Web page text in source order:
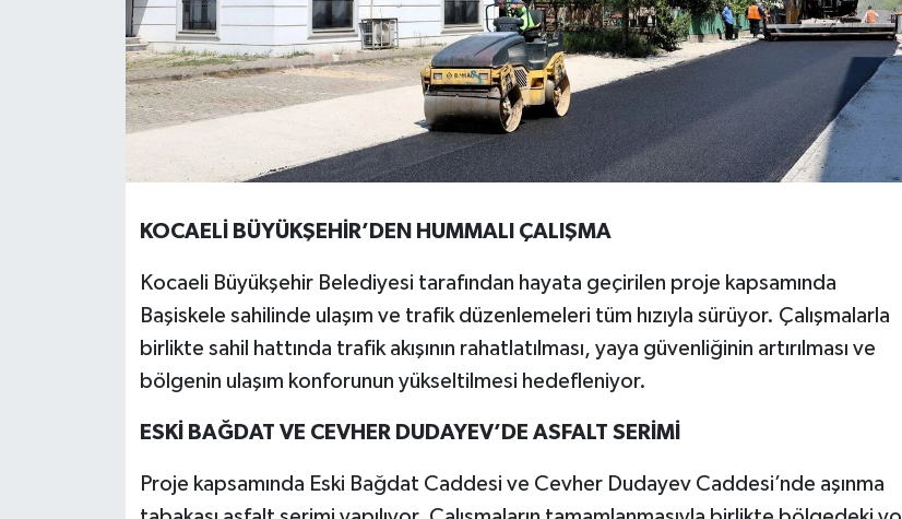
KOCAELİ BÜYÜKŞEHİR’DEN HUMMALI ÇALIŞMA
Kocaeli Büyükşehir Belediyesi tarafından hayata geçirilen proje kapsamında
Başiskele sahilinde ulaşım ve trafik düzenlemeleri tüm hızıyla sürüyor. Çalışmalarla
birlikte sahil hattında trafik akışının rahatlatılması, yaya güvenliğinin artırılması ve
bölgenin ulaşım konforunun yükseltilmesi hedefleniyor.
ESKİ BAĞDAT VE CEVHER DUDAYEV’DE ASFALT SERİMİ
Proje kapsamında Eski Bağdat Caddesi ve Cevher Dudayev Caddesi’nde aşınma